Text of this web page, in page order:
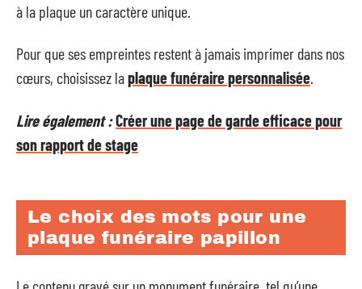
à la plaque un caractère unique.
Pour que ses empreintes restent à jamais imprimer dans nos
cœurs, choisissez laplaque funéraire personnalisée.
Lire également :Créer une page de garde efficace pour
son rapport de stage
Le choix des mots pour une
plaque funéraire papillon